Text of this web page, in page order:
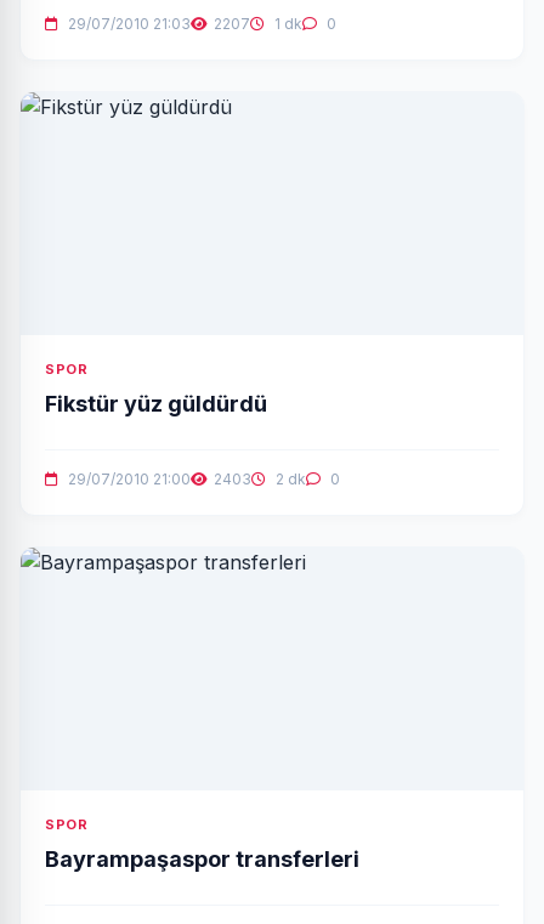
29/07/2010 21:03 2207 1 dk 0
SPOR
Fikstür yüz güldürdü
29/07/2010 21:00 2403 2 dk 0
SPOR
Bayrampaşaspor transferleri